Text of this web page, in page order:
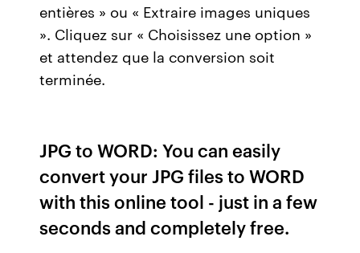
entières » ou « Extraire images uniques
». Cliquez sur « Choisissez une option »
et attendez que la conversion soit
terminée.
JPG to WORD: You can easily
convert your JPG files to WORD
with this online tool - just in a few
seconds and completely free.